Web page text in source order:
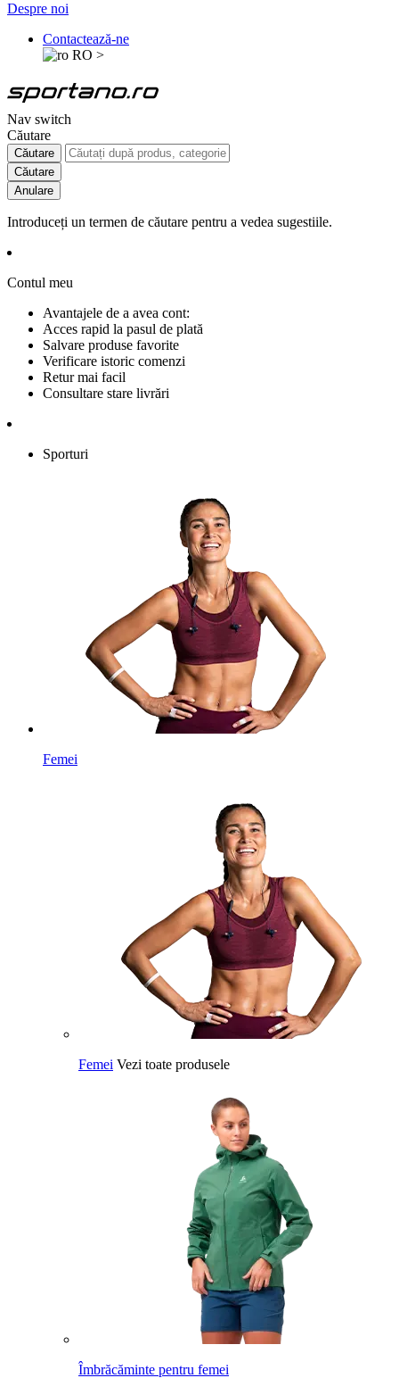
Despre noi
Contactează-ne
RO >
Nav switch
Căutare
Căutare
Căutare
Anulare
Introduceți un termen de căutare pentru a vedea sugestiile.
Contul meu
Avantajele de a avea cont:
Acces rapid la pasul de plată
Salvare produse favorite
Verificare istoric comenzi
Retur mai facil
Consultare stare livrări
Sporturi
Femei
Femei Vezi toate produsele
Îmbrăcăminte pentru femei